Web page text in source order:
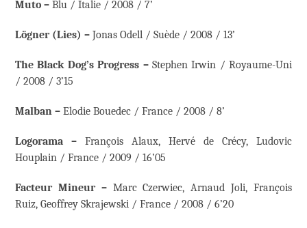
Muto – Blu / Italie / 2008 / 7’
Lögner (Lies) – Jonas Odell / Suède / 2008 / 13’
The Black Dog’s Progress –Stephen Irwin / Royaume-Uni
/ 2008 / 3’15
Malban – Elodie Bouedec / France / 2008 / 8’
Logorama – François Alaux, Hervé de Crécy, Ludovic
Houplain / France / 2009 / 16’05
Facteur Mineur –Marc Czerwiec, Arnaud Joli, François
Ruiz, Geoffrey Skrajewski / France / 2008 / 6’20